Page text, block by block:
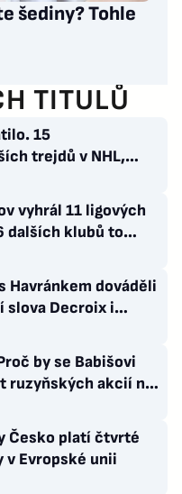
šediny? Tohle
TITULŮ
15
trejdů v NHL,
na poslední
vyhrál 11 ligových
dalších klubů to
i víckrát
Havránkem dováděli
slova Decroix i
by se Babišovi
ruzyňských akcií na
Česko platí čtvrté
v Evropské unii